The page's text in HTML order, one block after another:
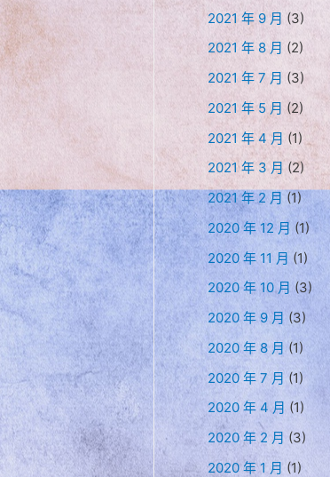
2021 年 9 月 (3)
2021 年 8 月 (2)
2021 年 7 月 (3)
2021 年 5 月 (2)
2021 年 4 月 (1)
2021 年 3 月 (2)
2021 年 2 月 (1)
2020 年 12 月 (1)
2020 年 11 月 (1)
2020 年 10 月 (3)
2020 年 9 月 (3)
2020 年 8 月 (1)
2020 年 7 月 (1)
2020 年 4 月 (1)
2020 年 2 月 (3)
2020 年 1 月 (1)